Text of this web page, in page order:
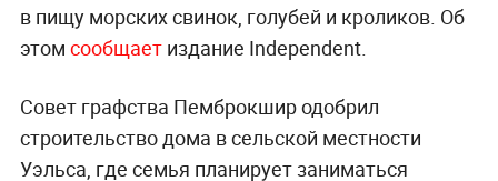
в пищу морских свинок, голубей и кроликов. Об
этом сообщаетиздание Independent.
Совет графства Пемброкшир одобрил
строительство дома в сельской местности
Уэльса, где семья планирует заниматься